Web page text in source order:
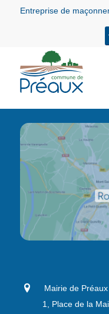
Entreprise de
Mairie de Préaux
1, Place de la